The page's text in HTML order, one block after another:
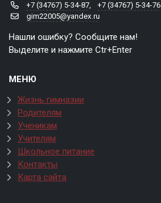
+7 (34767) 5-34-87,
+7 (34767) 5-34-76
gim22005@yandex.ru
Нашли ошибку? Сообщите нам!
Выделите и нажмите Ctr+Enter
МЕНЮ
Жизнь гимназии
Родителям
Ученикам
Учителям
Школьное питание
Контакты
Карта сайта